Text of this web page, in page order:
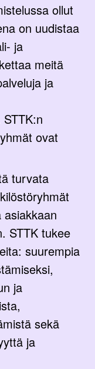
ollut
on uudistaa
ja
meitä
ja
ovat
turvata
STTK tukee
suurempia
ja
sekä
ja